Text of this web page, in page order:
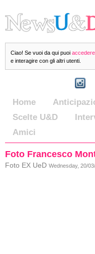
Ciao! Se vuoi da qui puoi
e interagire con gli altri utenti.
Home
Scelte U&D
Amici
Foto Francesco
Foto EX UeD Wednesday, 20/